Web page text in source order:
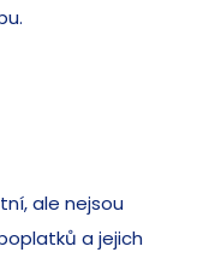
ale nejsou
a jejich